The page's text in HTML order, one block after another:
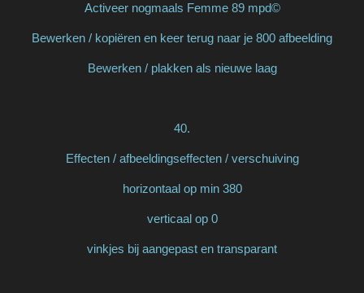
Activeer nogmaals Femme 89 mpd©
Bewerken / kopiëren en keer terug naar je 800 afbeelding
Bewerken / plakken als nieuwe laag
40.
Effecten / afbeeldingseffecten / verschuiving
horizontaal op min 380
verticaal op 0
vinkjes bij aangepast en transparant